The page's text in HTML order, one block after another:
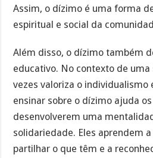
Assim, o dízimo é uma forma
espiritual e social da
Além disso, o dízimo também
educativo. No contexto de
vezes valoriza o individualismo
ensinar sobre o dízimo ajuda
desenvolverem uma
solidariedade. Eles aprendem
partilhar o que têm e a